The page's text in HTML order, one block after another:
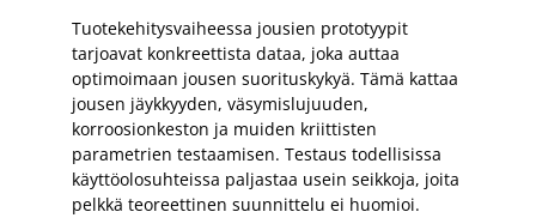
Tuotekehitysvaiheessa jousien prototyypit
tarjoavat konkreettista dataa, joka auttaa
optimoimaan jousen suorituskykyä. Tämä kattaa
jousen jäykkyyden, väsymislujuuden,
korroosionkeston ja muiden kriittisten
parametrien testaamisen. Testaus todellisissa
käyttöolosuhteissa paljastaa usein seikkoja, joita
pelkkä teoreettinen suunnittelu ei huomioi.